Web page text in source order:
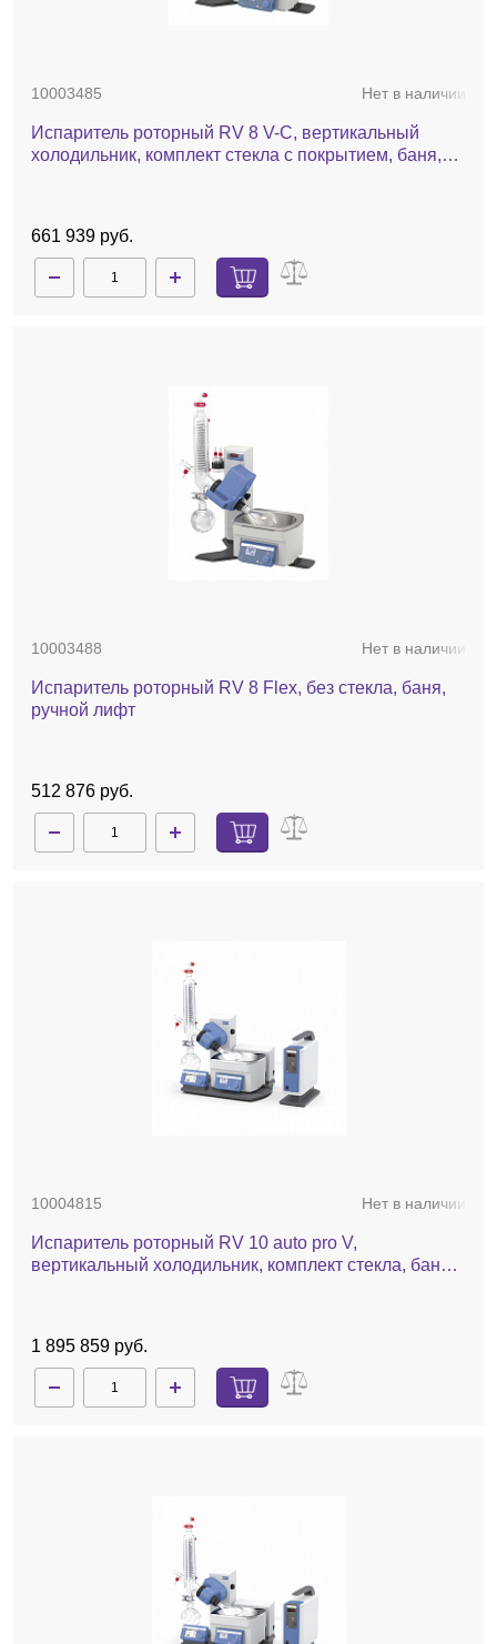
10003485 Нет в наличии
Испаритель роторный RV 8 V-C, вертикальный
холодильник, комплект стекла c покрытием, баня,
661 939 руб.
10003488 Нет в наличии
Испаритель роторный RV 8 Flex, без стекла, баня,
ручной лифт
512 876 руб.
10004815 Нет в наличии
Испаритель роторный RV 10 auto pro V,
вертикальный холодильник, комплект стекла, баня,
1 895 859 руб.